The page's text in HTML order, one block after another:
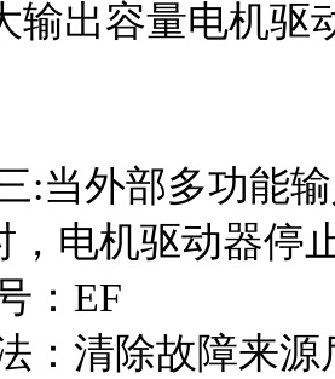
出容量电机驱
外部多功能输
，电机驱动器停
：EF
清除故障来源